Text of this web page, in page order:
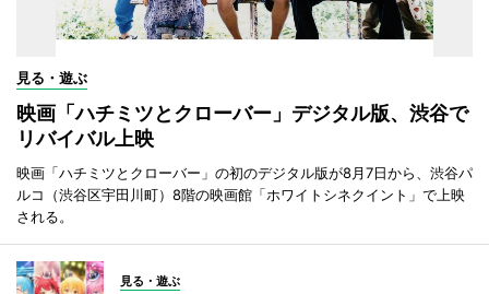
見る・遊ぶ
映画「ハチミツとクローバー」デジタル版、渋谷で
リバイバル上映
映画「ハチミツとクローバー」の初のデジタル版が8月7日から、渋谷パ
ルコ（渋谷区宇田川町）8階の映画館「ホワイトシネクイント」で上映
される。
見る・遊ぶ